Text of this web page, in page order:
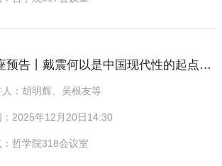
预告丨戴震何以是中国现代性的起点：
跨学科的对谈
人：胡明辉、吴根友等
：2025年12月20日14:30
：哲学院318会议室